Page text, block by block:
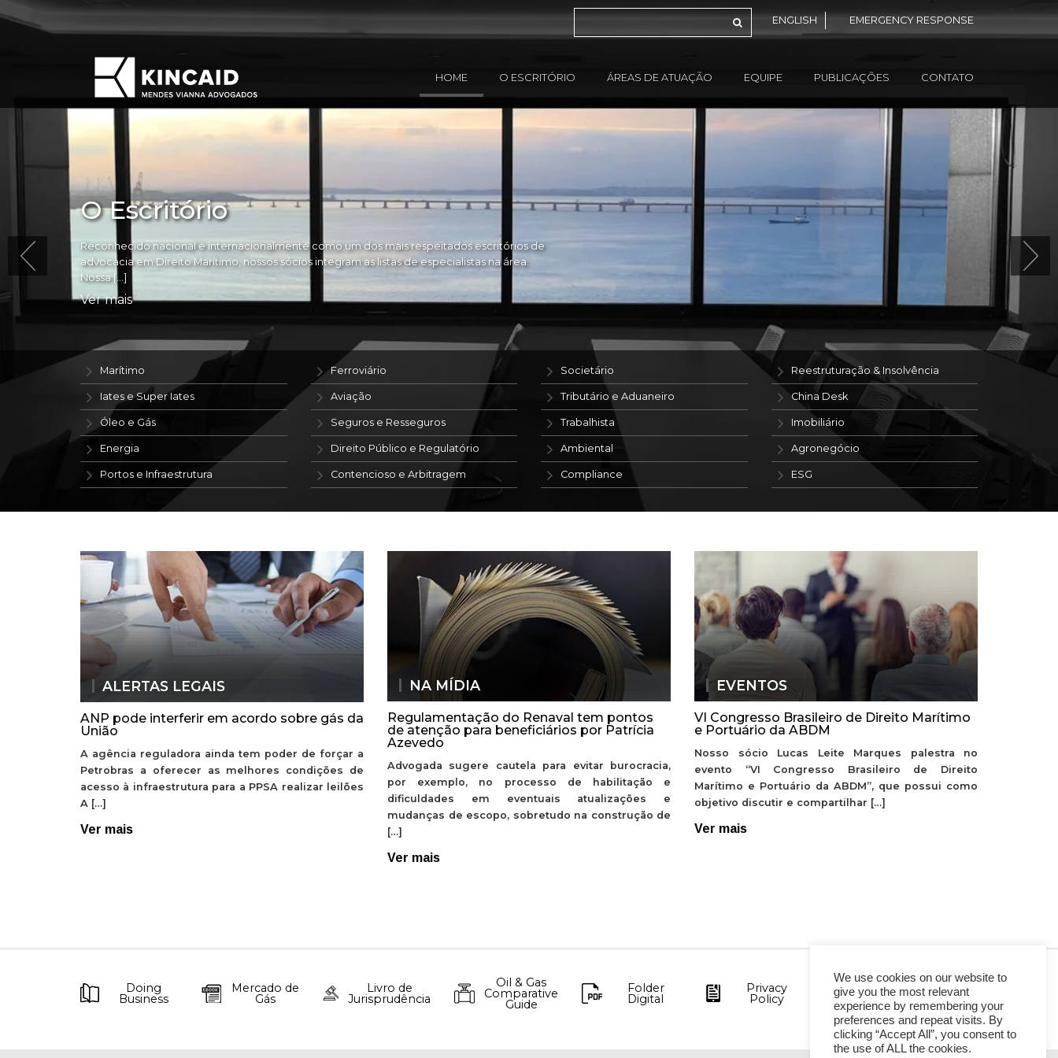
ENGLISH EMERGENCY RESPONSE
HOME O ESCRITÓRIO ÁREAS DE ATUAÇÃO EQUIPE PUBLICAÇÕES CONTATO
O Escritório
Reconhecido nacional e internacionalmente como um dos mais respeitados escritórios de
advocacia em Direito Marítimo, nossos sócios integram as listas de especialistas na área.
Nossa […]
Ver mais
Marítimo
Iates e Super Iates
Óleo e Gás
Energia
Portos e Infraestrutura
Ferroviário
Aviação
Seguros e Resseguros
Direito Público e Regulatório
Contencioso e Arbitragem
Societário
Tributário e Aduaneiro
Trabalhista
Ambiental
Compliance
Reestruturação & Insolvência
China Desk
Imobiliário
Agronegócio
ESG
ALERTAS LEGAIS
ANP pode interferir em acordo sobre gás da
União
A agência reguladora ainda tem poder de forçar a
Petrobras a oferecer as melhores condições de
acesso à infraestrutura para a PPSA realizar leilões
A […]
Ver mais
NA MÍDIA
Regulamentação do Renaval tem pontos
de atenção para beneficiários por Patrícia
Azevedo
Advogada sugere cautela para evitar burocracia,
por exemplo, no processo de habilitação e
dificuldades em eventuais atualizações e
mudanças de escopo, sobretudo na construção de
[…]
Ver mais
EVENTOS
VI Congresso Brasileiro de Direito Marítimo
e Portuário da ABDM
Nosso sócio Lucas Leite Marques palestra no
evento “VI Congresso Brasileiro de Direito
Marítimo e Portuário da ABDM”, que possui como
objetivo discutir e compartilhar […]
Ver mais
Doing
Business
Mercado de
Gás
Livro de
Jurisprudência
Oil & Gas
Comparative
Guide
Folder
Digital
Privacy
Policy
We use cookies on our website to
give you the most relevant
experience by remembering your
preferences and repeat visits. By
clicking “Accept All”, you consent to
the use of ALL the cookies.